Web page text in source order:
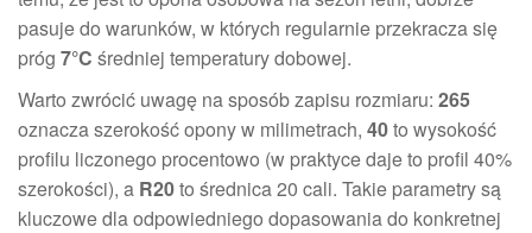
pasuje do warunków, w których regularnie przekracza się
próg 7°C średniej temperatury dobowej.
Warto zwrócić uwagę na sposób zapisu rozmiaru: 265
oznacza szerokość opony w milimetrach, 40to wysokość
profilu liczonego procentowo (w praktyce daje to profil 40%
szerokości), a R20to średnica 20 cali. Takie parametry są
kluczowe dla odpowiedniego dopasowania do konkretnej